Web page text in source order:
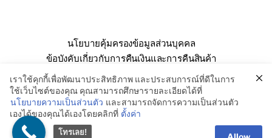
นโยบายคุ้มครองข้อมูลส่วนบุคคล
ข้อบังคับเกี่ยวกับการคืนเงินและการคืนสินค้า
คำถามที่พบบ่อย
เกี่ยวกับเรา ติดต่อเรา
© SSE Enterprise Co., Ltd. 2026
เราใช้คุกกี้เพื่อพัฒนาประสิทธิภาพ และประสบการณ์ที่ดีในการ
ใช้เว็บไซต์ของคุณ คุณสามารถศึกษารายละเอียดได้ที่
นโยบายความเป็นส่วนตัว และสามารถจัดการความเป็นส่วนตัว
เองได้ของคุณได้เองโดยคลิกที่ ตั้งค่า
โทรเลย!